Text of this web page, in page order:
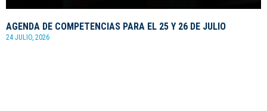
AGENDA DE COMPETENCIAS PARA EL 25 Y 26 DE JULIO
24 JULIO, 2026